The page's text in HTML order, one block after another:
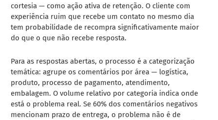
cortesia — como ação ativa de retenção. O cliente com
experiência ruim que recebe um contato no mesmo dia
tem probabilidade de recompra significativamente maior
do que o que não recebe resposta.
Para as respostas abertas, o processo é a categorização
temática: agrupe os comentários por área — logística,
produto, processo de pagamento, atendimento,
embalagem. O volume relativo por categoria indica onde
está o problema real. Se 60% dos comentários negativos
mencionam prazo de entrega, o problema não é de